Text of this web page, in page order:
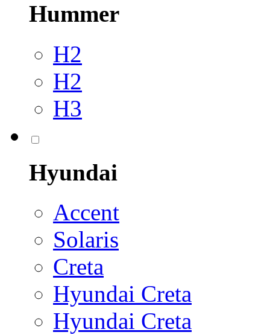
Hummer
H2
H2
H3
Hyundai
Accent
Solaris
Creta
Hyundai Creta
Hyundai Creta